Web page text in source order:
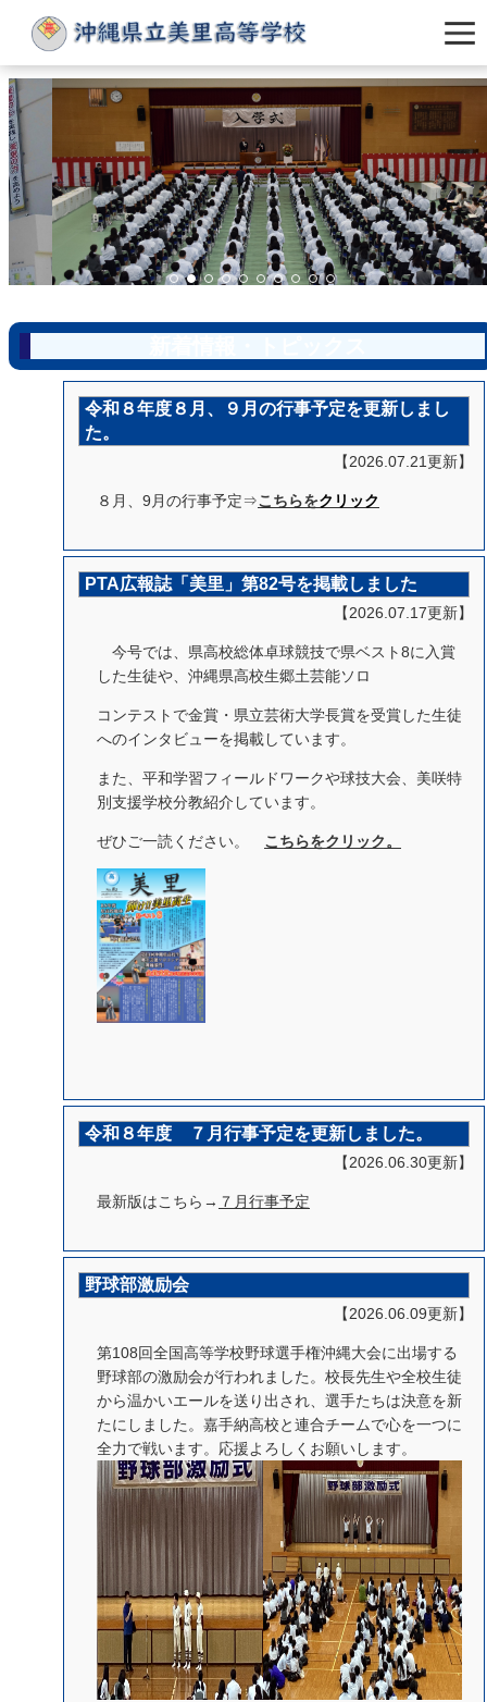
令和８年度８月、９月の行事予定を更新しまし
た。
【2026.07.21更新】
８月、9月の行事予定⇒こちらをクリック
PTA広報誌「美里」第82号を掲載しました
【2026.07.17更新】
今号では、県高校総体卓球競技で県ベスト8に入賞
した生徒や、沖縄県高校生郷土芸能ソロ
コンテストで金賞・県立芸術大学長賞を受賞した生徒
へのインタビューを掲載しています。
また、平和学習フィールドワークや球技大会、美咲特
別支援学校分教紹介しています。
ぜひご一読ください。 こちらをクリック。
令和８年度 ７月行事予定を更新しました。
【2026.06.30更新】
最新版はこちら→ ７月行事予定
野球部激励会
【2026.06.09更新】
第108回全国高等学校野球選手権沖縄大会に出場する
野球部の激励会が行われました。校長先生や全校生徒
から温かいエールを送り出され、選手たちは決意を新
たにしました。嘉手納高校と連合チームで心を一つに
全力で戦います。応援よろしくお願いします。